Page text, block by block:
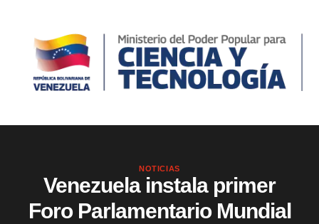
NOTICIAS
Venezuela instala primer
Foro Parlamentario Mundial